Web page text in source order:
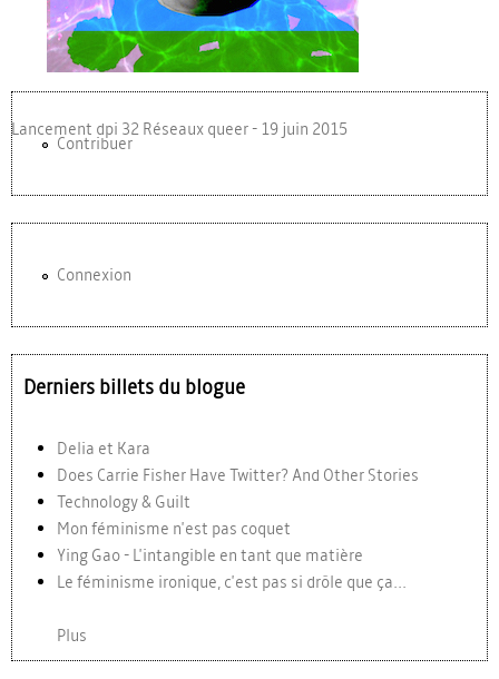
Lancement dpi 32 Réseaux queer - 19 juin 2015
Contribuer
Connexion
Derniers billets du blogue
Delia et Kara
Does Carrie Fisher Have Twitter? And Other Stories
Technology & Guilt
Mon féminisme n'est pas coquet
Ying Gao - L'intangible en tant que matière
Le féminisme ironique, c'est pas si drôle que ça...
Plus